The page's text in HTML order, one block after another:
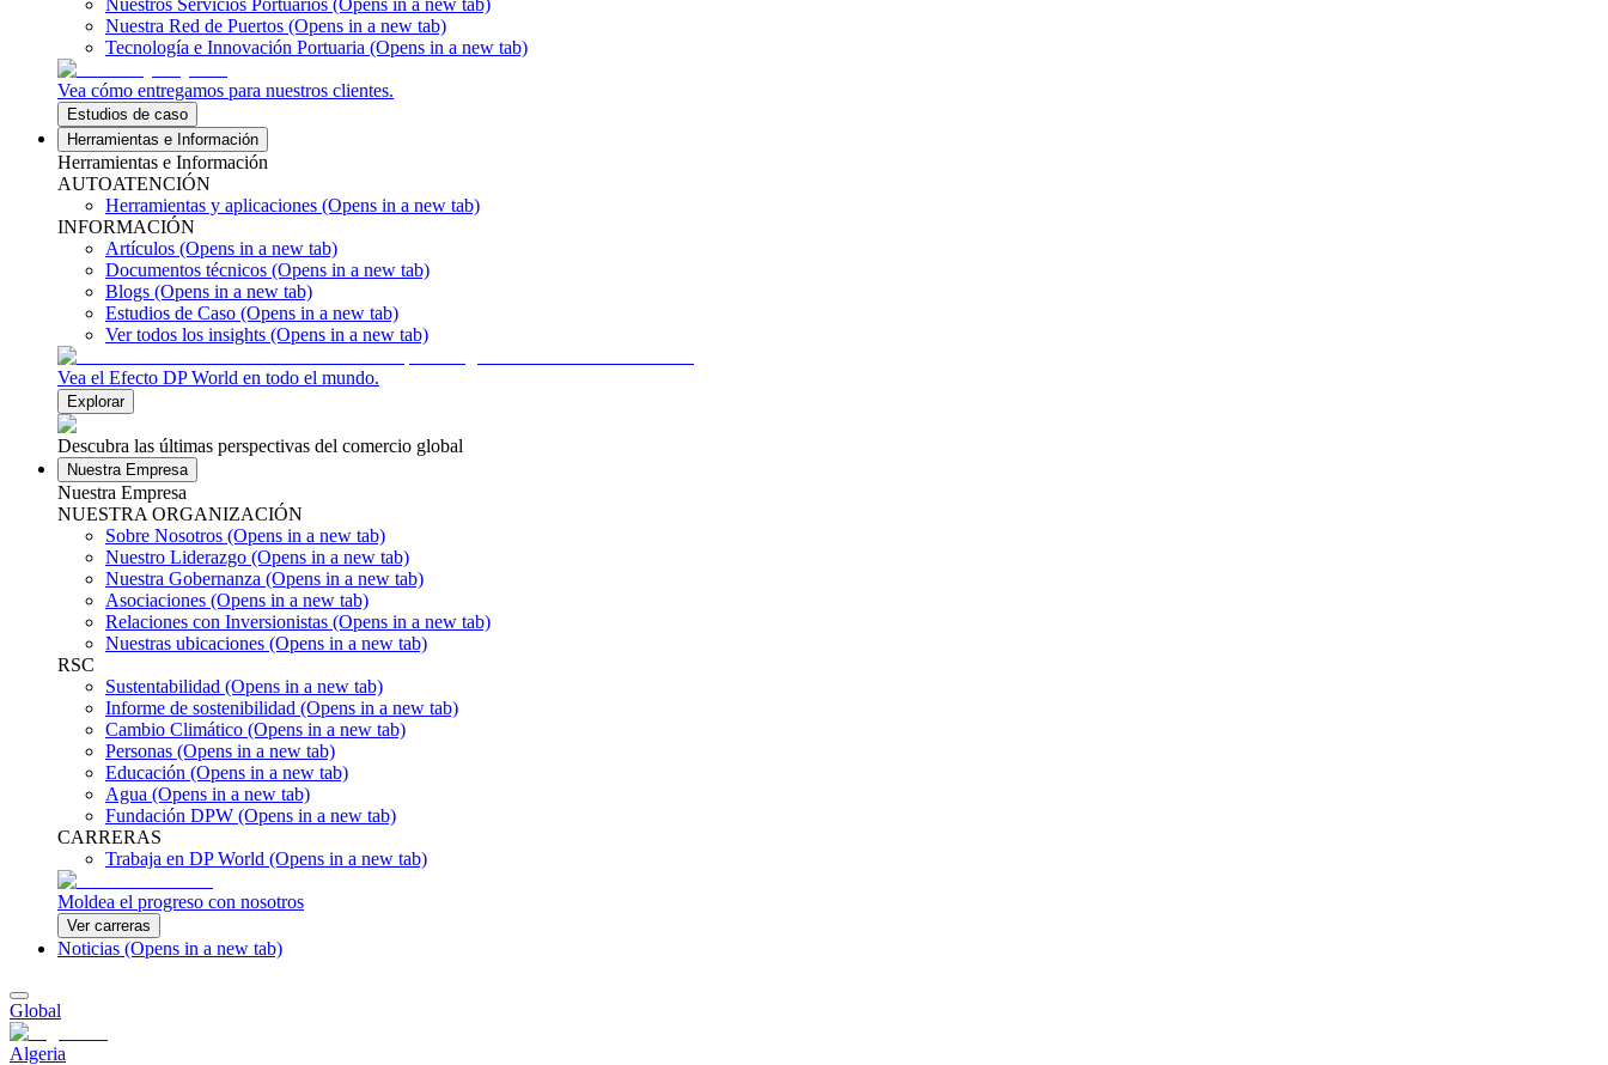
Nuestros Servicios Portuarios (Opens in a new tab)
Nuestra Red de Puertos (Opens in a new tab)
Tecnología e Innovación Portuaria (Opens in a new tab)
Vea cómo entregamos para nuestros clientes.
Estudios de caso
Herramientas e Información
Herramientas e Información
AUTOATENCIÓN
Herramientas y aplicaciones (Opens in a new tab)
INFORMACIÓN
Artículos (Opens in a new tab)
Documentos técnicos (Opens in a new tab)
Blogs (Opens in a new tab)
Estudios de Caso (Opens in a new tab)
Ver todos los insights (Opens in a new tab)
Vea el Efecto DP World en todo el mundo.
Explorar
Descubra las últimas perspectivas del comercio global
Nuestra Empresa
Nuestra Empresa
NUESTRA ORGANIZACIÓN
Sobre Nosotros (Opens in a new tab)
Nuestro Liderazgo (Opens in a new tab)
Nuestra Gobernanza (Opens in a new tab)
Asociaciones (Opens in a new tab)
Relaciones con Inversionistas (Opens in a new tab)
Nuestras ubicaciones (Opens in a new tab)
RSC
Sustentabilidad (Opens in a new tab)
Informe de sostenibilidad (Opens in a new tab)
Cambio Climático (Opens in a new tab)
Personas (Opens in a new tab)
Educación (Opens in a new tab)
Agua (Opens in a new tab)
Fundación DPW (Opens in a new tab)
CARRERAS
Trabaja en DP World (Opens in a new tab)
Moldea el progreso con nosotros
Ver carreras
Noticias (Opens in a new tab)
Global
Algeria